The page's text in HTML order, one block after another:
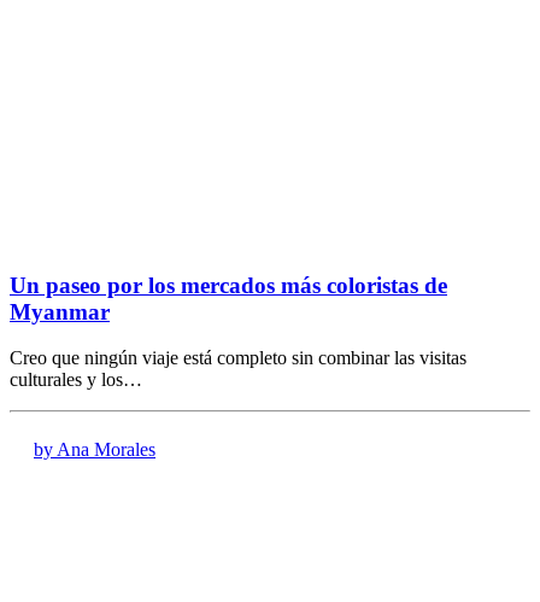
Un paseo por los mercados más coloristas de
Myanmar
Creo que ningún viaje está completo sin combinar las visitas
culturales y los…
by Ana Morales